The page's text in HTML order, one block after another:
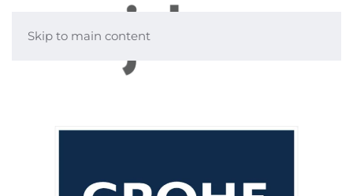
Skip to main content